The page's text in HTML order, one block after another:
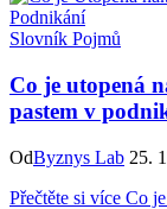
Slovník Pojmů
Co je utopená
pastem v
OdByznys Lab 25.
Přečtěte si více Co